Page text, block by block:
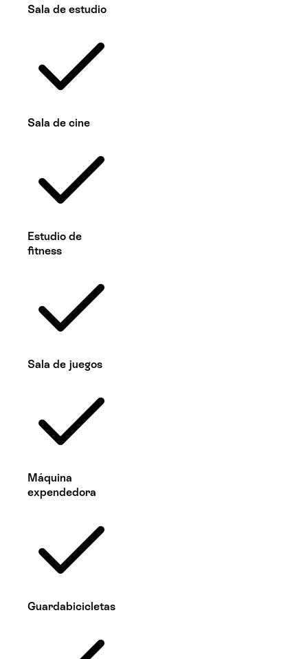
Sala de estudio
Sala de cine
Estudio de
fitness
Sala de juegos
Máquina
expendedora
Guardabicicletas